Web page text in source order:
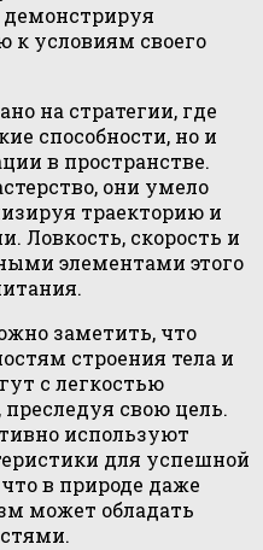
к условиям своего
на стратегии, где
способности, но и
в пространстве.
они умело
траекторию и
Ловкость, скорость и
элементами этого
заметить, что
строения тела и
с легкостью
свою цель.
используют
для успешной
в природе даже
может обладать